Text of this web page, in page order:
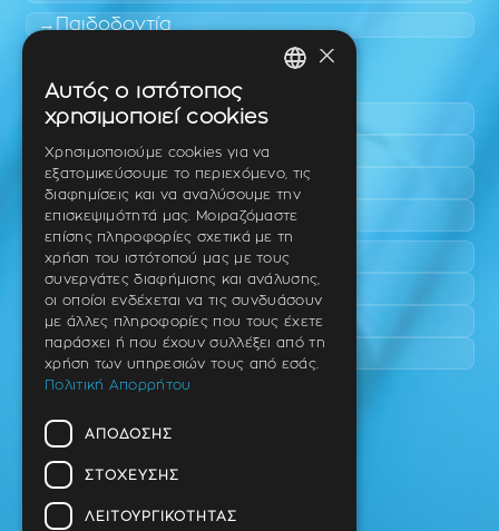
Παιδοδοντία
Πυλαία
Τριάδι
Νέο Ρύσιο
Επανομή
Περαία
Καλαμαριά
Πανόραμα
Χαριλάου
Ταβάκη – Θ. Λίτσα 10 (γωνία),
Θέρμη – Θεσσαλονίκη
T.K 57001
×
Αυτός ο ιστότοπος
χρησιμοποιεί cookies
Χρησιμοποιούμε cookies για να
εξατομικεύσουμε το περιεχόμενο, τις
διαφημίσεις και να αναλύσουμε την
επισκεψιμότητά μας. Μοιραζόμαστε
επίσης πληροφορίες σχετικά με τη
χρήση του ιστότοπού μας με τους
συνεργάτες διαφήμισης και ανάλυσης,
οι οποίοι ενδέχεται να τις συνδυάσουν
με άλλες πληροφορίες που τους έχετε
παράσχει ή που έχουν συλλέξει από τη
χρήση των υπηρεσιών τους από εσάς.
Πολιτική Απορρήτου
ΑΠΌΔΟΣΗΣ
ΣΤΌΧΕΥΣΗΣ
ΛΕΙΤΟΥΡΓΙΚΌΤΗΤΑΣ